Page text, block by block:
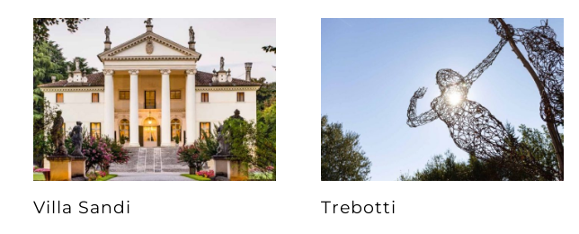
Villa Sandi Trebotti